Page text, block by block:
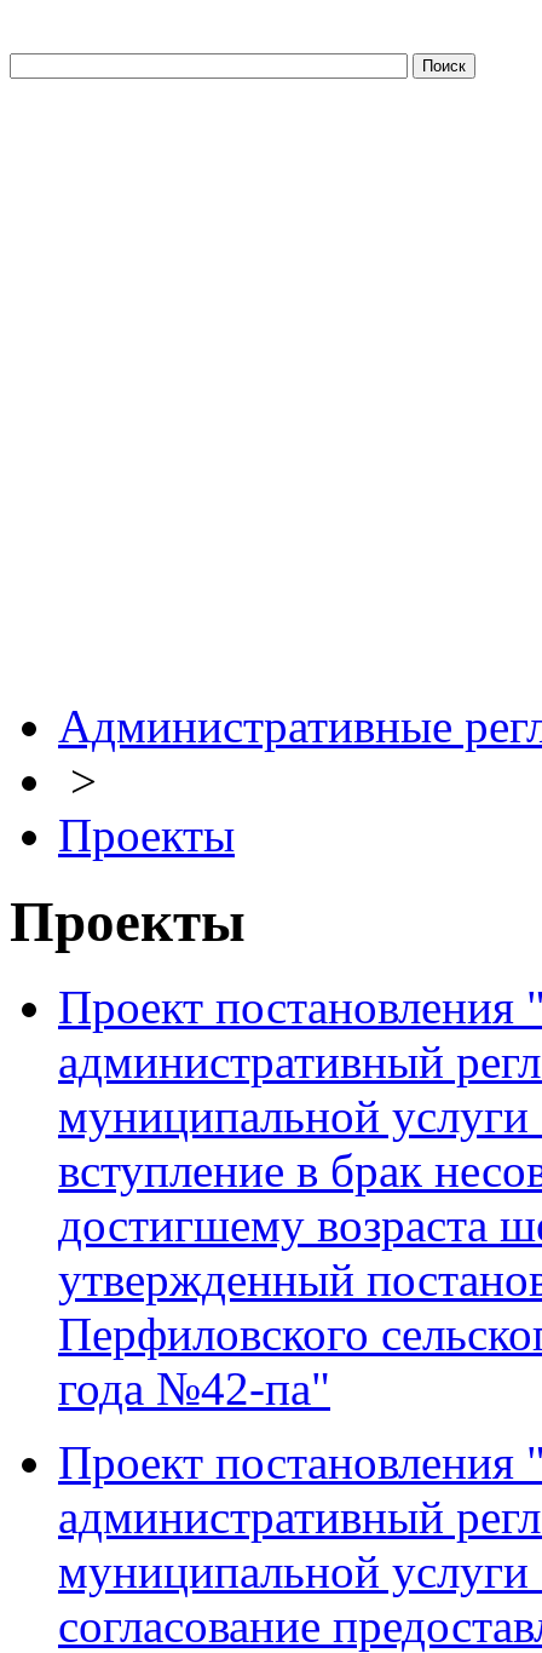
Административные
>
Проекты
Проекты
Проект
административный
муниципальной
вступление в брак
достигшему возраста
утвержденный
Перфиловского
года №42-па"
Проект
административный
муниципальной
согласование